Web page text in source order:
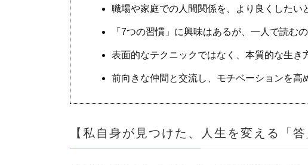
職場や家庭での人間関係を、より良くしたい
「7つの習慣」に興味はあるが、一人で読む
表面的なテクニックではなく、本質的な生き
前向きな仲間と交流し、モチベーションを高
【私自身が見つけた、人生を変える「答